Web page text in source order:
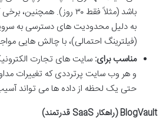
باشد (مثلاً فقط ۳۰ روز).
به دلیل محدودیت های دسترسی به
(فیلترینگ احتمالی)، با چالش هایی
مناسب برای: سایت های تجارت
و هر وب سایت پرترددی که تغییرات
حتی یک لحظه از داده ها می تواند
BlogVault (راهکار SaaS قدرتمند)